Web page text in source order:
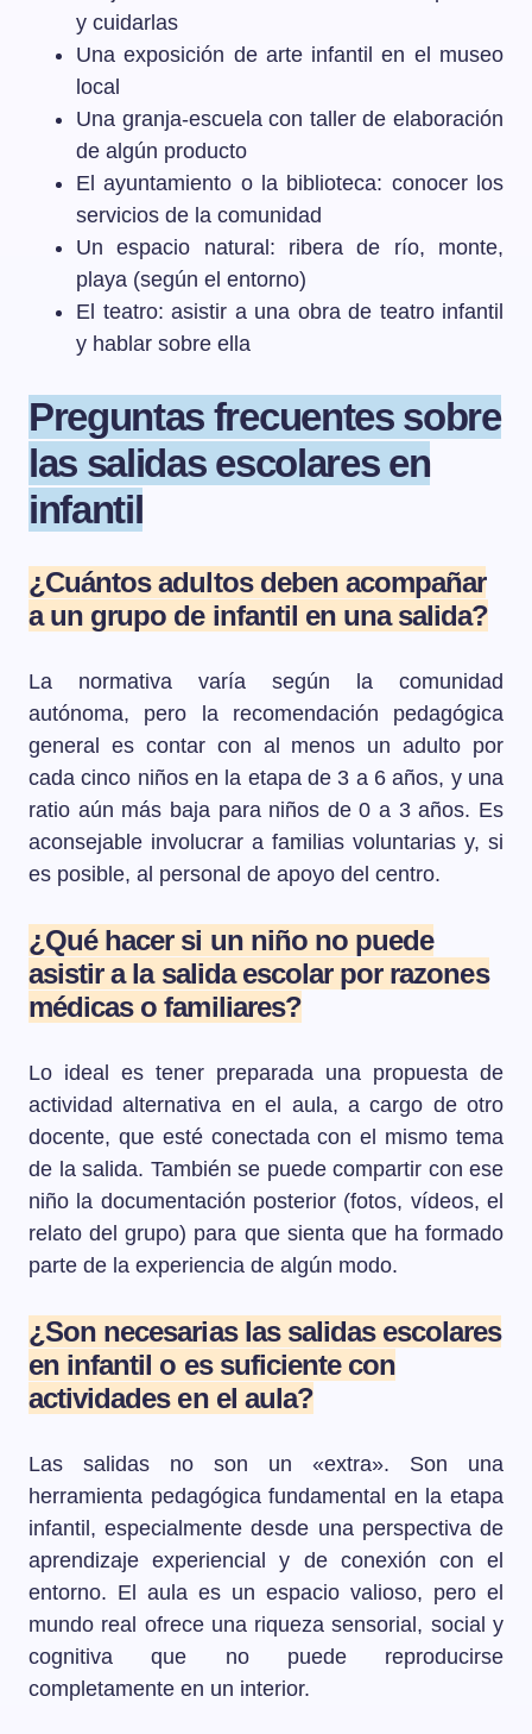
y cuidarlas
Una exposición de arte infantil en el museo
local
Una granja-escuela con taller de elaboración
de algún producto
El ayuntamiento o la biblioteca: conocer los
servicios de la comunidad
Un espacio natural: ribera de río, monte,
playa (según el entorno)
El teatro: asistir a una obra de teatro infantil
y hablar sobre ella
Preguntas frecuentes sobre
las salidas escolares en
infantil
¿Cuántos adultos deben acompañar
a un grupo de infantil en una salida?
La normativa varía según la comunidad
autónoma, pero la recomendación pedagógica
general es contar con al menos un adulto por
cada cinco niños en la etapa de 3 a 6 años, y una
ratio aún más baja para niños de 0 a 3 años. Es
aconsejable involucrar a familias voluntarias y, si
es posible, al personal de apoyo del centro.
¿Qué hacer si un niño no puede
asistir a la salida escolar por razones
médicas o familiares?
Lo ideal es tener preparada una propuesta de
actividad alternativa en el aula, a cargo de otro
docente, que esté conectada con el mismo tema
de la salida. También se puede compartir con ese
niño la documentación posterior (fotos, vídeos, el
relato del grupo) para que sienta que ha formado
parte de la experiencia de algún modo.
¿Son necesarias las salidas escolares
en infantil o es suficiente con
actividades en el aula?
Las salidas no son un «extra». Son una
herramienta pedagógica fundamental en la etapa
infantil, especialmente desde una perspectiva de
aprendizaje experiencial y de conexión con el
entorno. El aula es un espacio valioso, pero el
mundo real ofrece una riqueza sensorial, social y
cognitiva que no puede reproducirse
completamente en un interior.